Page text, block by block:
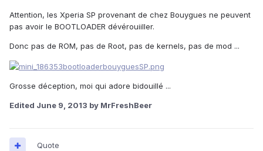
Attention, les Xperia SP provenant de chez Bouygues ne peuvent
pas avoir le BOOTLOADER dévérouiiller.
Donc pas de ROM, pas de Root, pas de kernels, pas de mod ...
Grosse déception, moi qui adore bidouillé ...
Edited June 9, 2013 by MrFreshBeer
Quote